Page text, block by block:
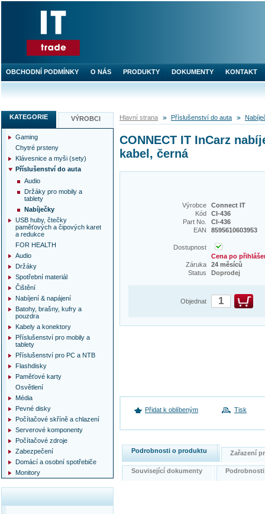
Hlavní strana Příslušenství do auta
CONNECT IT InCarz
kabel, černá
Výrobce
Connect IT
Kód
CI-436
Part No.
CI-436
EAN
8595610603953
Dostupnost
Cena po
Záruka
24 měsíců
Status
Doprodej
Objednat
Přidat k oblíbeným Tisk
Podrobnosti o produktu Zařazení
Související dokumenty
KATEGORIE VÝROBCI
Gaming
Chytré prsteny
Klávesnice a myši (sety)
Příslušenství do auta
Audio
Držáky pro mobily a
tablety
Nabíječky
USB huby, čtečky
paměťových a čipových karet
a redukce
FOR HEALTH
Audio
Držáky
Spotřební materiál
Čištění
Nabíjení & napájení
Batohy, brašny, kufry a
pouzdra
Kabely a konektory
Příslušenství pro mobily a
tablety
Příslušenství pro PC a NTB
Flashdisky
Paměťové karty
Osvětlení
Média
Pevné disky
Počítačové skříně a chlazení
Serverové komponenty
Počítačové zdroje
Zabezpečení
Domácí a osobní spotřebiče
Monitory
OBCHODNÍ PODMÍNKY O NÁS PRODUKTY DOKUMENTY KONTAKT